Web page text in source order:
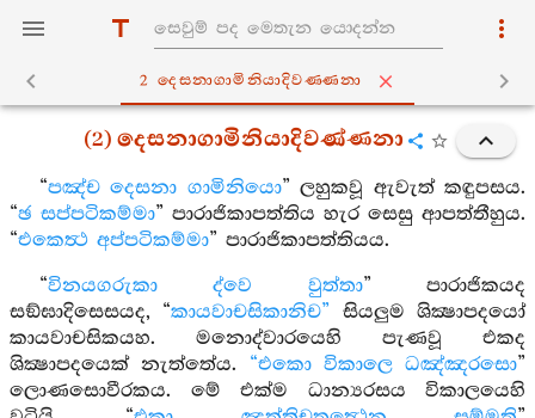
2 දෙසනාගාමිනියාදිවණ‍්ණනා
(2) දෙසනාගාමිනියාදිවණ්ණනා
“පඤ්ච දෙසනා ගාමිනියො” ලහුකවූ ඇවැත් කඳුපසය.
“ඡ සප්පටිකම්මා” පාරාජිකාපත්තිය හැර සෙසු ආපත්තීහුය.
“එකෙත්‍ථ අප්පටිකම්මා” පාරාජිකාපත්තියය.
“විනයගරුකා ද්වෙ වුත්තා” පාරාජිකයද
සඞ්ඝාදිසෙසයද, “කායවාචසිකානිච” සියලුම ශික්‍ෂාපදයෝ
කායවාචසිකයහ. මනොද්වාරයෙහි පැණවූ එකද
ශික්‍ෂාපදයෙක් නැත්තේය. “එකො විකාලෙ ධඤ්ඤරසො”
ලොණසොවීරකය. මේ එක්ම ධාන්‍යරසය විකාලයෙහි